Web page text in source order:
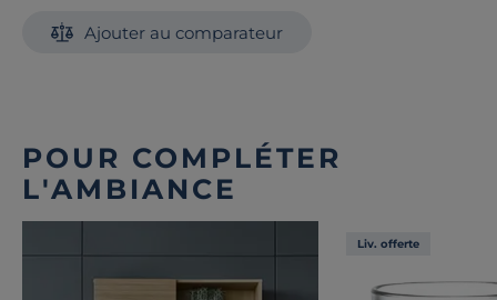
Ajouter au comparateur
POUR COMPLÉTER
L'AMBIANCE
Liv. offerte